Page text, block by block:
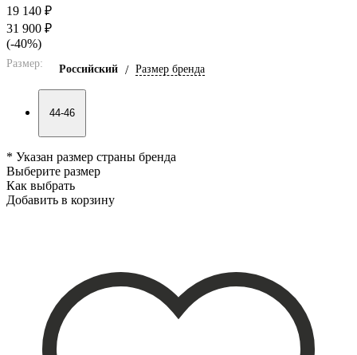
19 140 ₽
31 900 ₽
(-40%)
Размер: Российский / Размер бренда
44-46
* Указан размер страны бренда
Выберите размер
Как выбрать
Добавить в корзину